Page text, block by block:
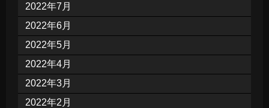
2022年7月
2022年6月
2022年5月
2022年4月
2022年3月
2022年2月